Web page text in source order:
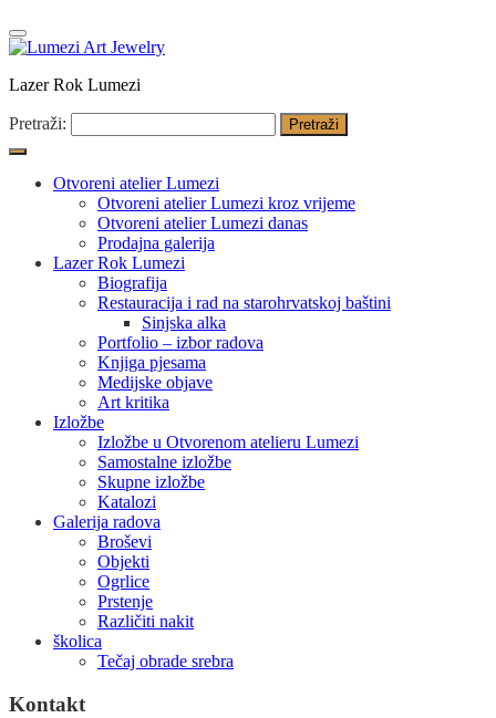
Lazer Rok Lumezi
Pretraži:
Otvoreni atelier Lumezi
Otvoreni atelier Lumezi kroz vrijeme
Otvoreni atelier Lumezi danas
Prodajna galerija
Lazer Rok Lumezi
Biografija
Restauracija i rad na starohrvatskoj baštini
Sinjska alka
Portfolio – izbor radova
Knjiga pjesama
Medijske objave
Art kritika
Izložbe
Izložbe u Otvorenom atelieru Lumezi
Samostalne izložbe
Skupne izložbe
Katalozi
Galerija radova
Broševi
Objekti
Ogrlice
Prstenje
Različiti nakit
školica
Tečaj obrade srebra
Kontakt